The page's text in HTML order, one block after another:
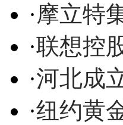
·摩立特
·联想控
·河北成
·纽约黄